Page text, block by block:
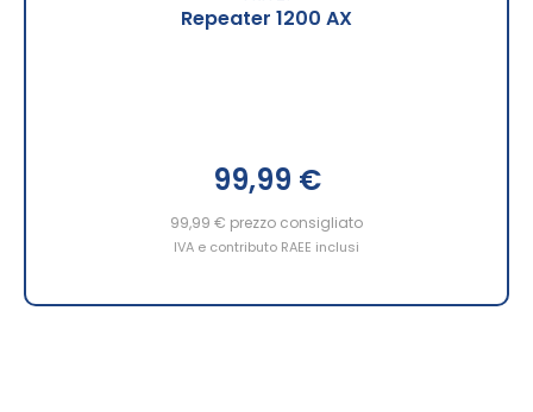
Repeater 1200 AX
99,99 €
99,99 € prezzo consigliato
IVA e contributo RAEE inclusi